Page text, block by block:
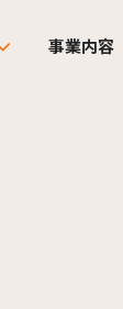
事業内容